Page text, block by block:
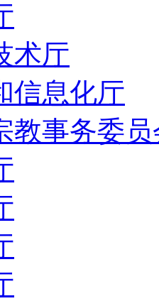
术厅
信息化厅
教事务委员